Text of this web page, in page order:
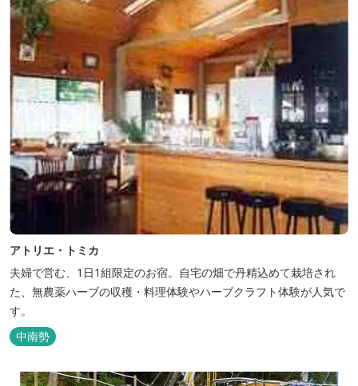
アトリエ・トミカ
夫婦で営む、1日1組限定のお宿。自宅の畑で丹精込めて栽培され
た、無農薬ハーブの収穫・料理体験やハーブクラフト体験が人気で
す。
中南勢